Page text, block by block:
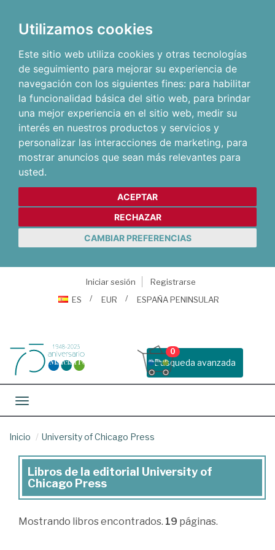
Utilizamos cookies
Este sitio web utiliza cookies y otras tecnologías
de seguimiento para mejorar su experiencia de
navegación con los siguientes fines: para habilitar
la funcionalidad básica del sitio web, para brindar
una mejor experiencia en el sitio web, medir su
interés en nuestros productos y servicios y
personalizar las interacciones de marketing, para
mostrar anuncios que sean más relevantes para
usted.
ACEPTAR
RECHAZAR
CAMBIAR PREFERENCIAS
Iniciar sesión
Registrarse
ES
EUR ESPAÑA PENINSULAR
Busqueda avanzada
0
Toggle navigation
Inicio University of Chicago Press
Libros
de
la
Libros de la editorial University of
Chicago Press
Mostrando libros encontrados. 19 páginas.